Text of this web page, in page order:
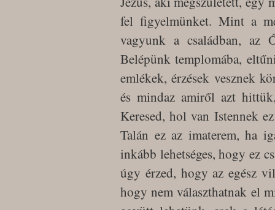
fel figyelmünket. Mint a
vagyunk a családban, az
Belépünk templomába,
emlékek, érzések vesznek
és mindaz amiről azt
Keresed, hol van Istennek
Talán ez az imaterem, ha
inkább lehetséges, hogy ez
úgy érzed, hogy az egész
hogy nem választhatnak el